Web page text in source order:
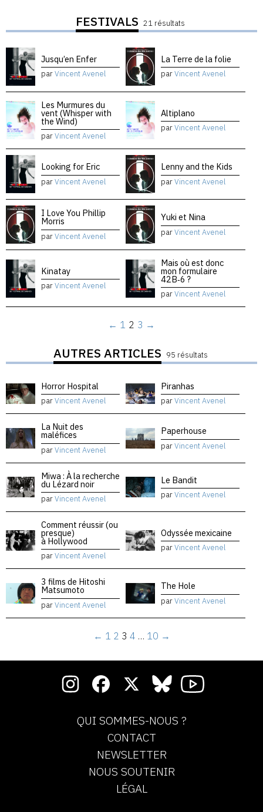
FESTIVALS 21 résultats
Jusqu’en Enfer
parVincent Avenel
La Terre de la folie
parVincent Avenel
Les Murmures du
vent (Whisper with
the Wind)
parVincent Avenel
Altiplano
parVincent Avenel
Looking for Eric
parVincent Avenel
Lenny and the Kids
parVincent Avenel
I Love You Phillip
Morris
parVincent Avenel
Yuki et Nina
parVincent Avenel
Kinatay
parVincent Avenel
Mais où est donc
mon formulaire
42B‑6 ?
parVincent Avenel
← 1 2 3 →
AUTRES ARTICLES 95 résultats
Horror Hospital
parVincent Avenel
Piranhas
parVincent Avenel
La Nuit des
maléfices
parVincent Avenel
Paperhouse
parVincent Avenel
Miwa : À la recherche
du Lézard noir
parVincent Avenel
Le Bandit
parVincent Avenel
Comment réussir (ou
presque)
à Hollywood
parVincent Avenel
Odyssée mexicaine
parVincent Avenel
3 films de Hitoshi
Matsumoto
parVincent Avenel
The Hole
parVincent Avenel
← 1 2 3 4 … 10 →
QUI SOMMES-NOUS ?
CONTACT
NEWSLETTER
NOUS SOUTENIR
LÉGAL